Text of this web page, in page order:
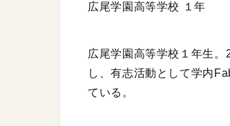
広尾学園高等学校 １年
広尾学園高等学校１年生
し、有志活動として学内
ている。